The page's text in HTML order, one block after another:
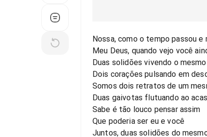
Nossa, como o tempo passou e
Meu Deus, quando vejo você
Duas solidões vivendo o
Dois corações pulsando em
Somos dois retratos de um
Duas gaivotas flutuando ao
Sabe é tão louco pensar assim
Que poderia ser eu e você
Juntos, duas solidões do